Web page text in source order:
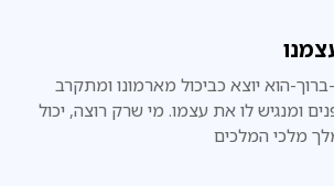
הוא יוצא כביכול מארמונו ומתקרב
ומנגיש לו את עצמו. מי שרק רוצה, יכול
מלכי המלכים